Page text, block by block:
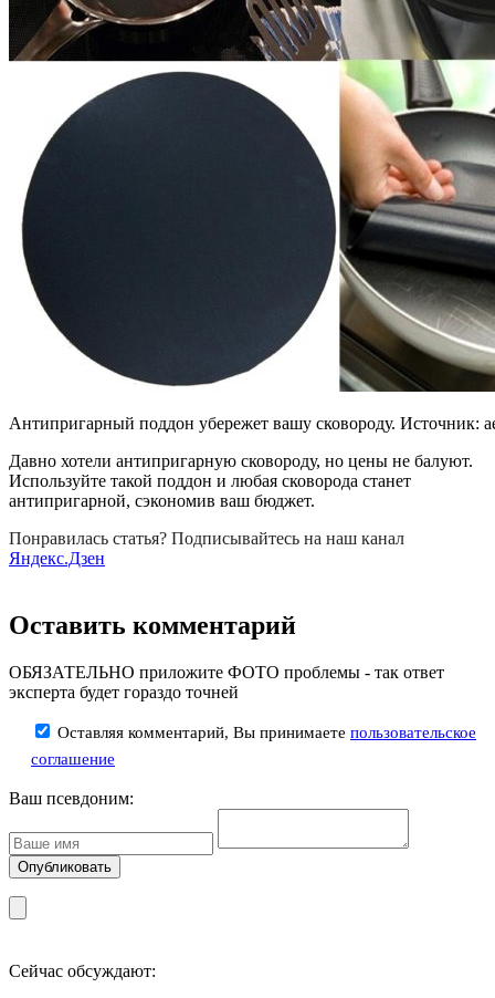
Антипригарный поддон убережет вашу сковороду. Источник:
Давно хотели антипригарную сковороду, но цены не балуют.
Используйте такой поддон и любая сковорода станет
антипригарной, сэкономив ваш бюджет.
Понравилась статья? Подписывайтесь на наш канал
Яндекс.Дзен
Оставить комментарий
ОБЯЗАТЕЛЬНО приложите ФОТО проблемы - так ответ
эксперта будет гораздо точней
Оставляя комментарий, Вы принимаете пользовательское
соглашение
Ваш псевдоним:
Сейчас обсуждают: